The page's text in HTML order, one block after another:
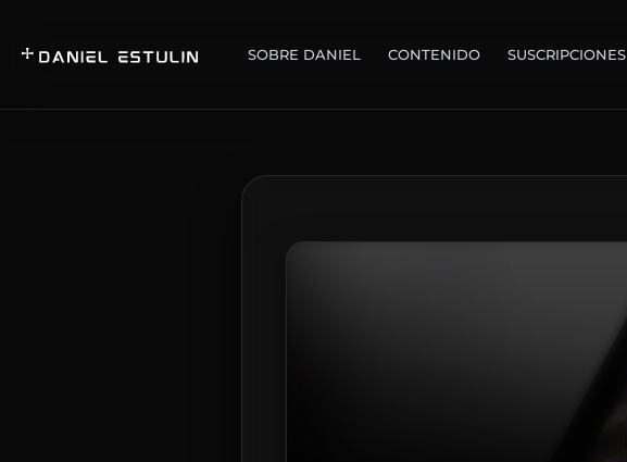
SOBRE DANIEL CONTENIDO SUSCRIPCIONES